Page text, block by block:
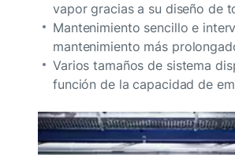
vapor gracias a su diseño de
Mantenimiento sencillo e
mantenimiento más
Varios tamaños de sistema
función de la capacidad de